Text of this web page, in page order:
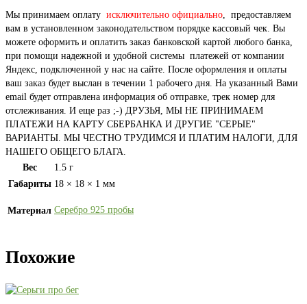
Мы принимаем оплату исключительно официально, предоставляем
вам в установленном законодательством порядке кассовый чек. Вы
можете оформить и оплатить заказ банковской картой любого банка,
при помощи надежной и удобной системы платежей от компании
Яндекс, подключенной у нас на сайте. После оформления и оплаты
ваш заказ будет выслан в течении 1 рабочего дня. На указанный Вами
email будет отправлена информация об отправке, трек номер для
отслеживания. И еще раз ;-) ДРУЗЬЯ, МЫ НЕ ПРИНИМАЕМ
ПЛАТЕЖИ НА КАРТУ СБЕРБАНКА И ДРУГИЕ "СЕРЫЕ"
ВАРИАНТЫ. МЫ ЧЕСТНО ТРУДИМСЯ И ПЛАТИМ НАЛОГИ, ДЛЯ
НАШЕГО ОБЩЕГО БЛАГА.
Вес
1.5 г
Габариты 18 × 18 × 1 мм
Материал Серебро 925 пробы
Похожие